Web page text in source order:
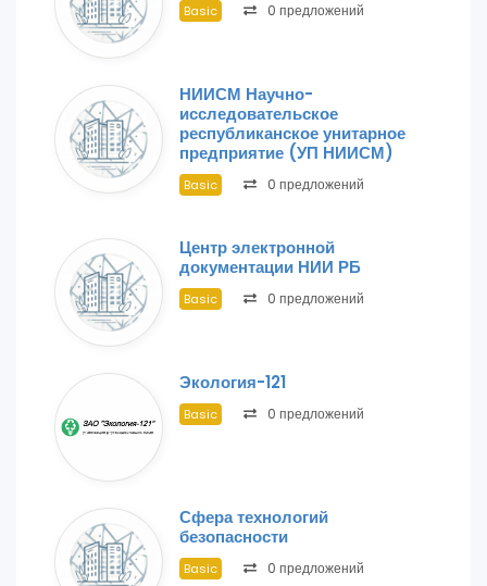
Basic 0 предложений
НИИСМ Научно-
исследовательское
республиканское унитарное
предприятие (УП НИИСМ)
Basic 0 предложений
Центр электронной
документации НИИ РБ
Basic 0 предложений
Экология-121
Basic 0 предложений
Сфера технологий
безопасности
Basic 0 предложений